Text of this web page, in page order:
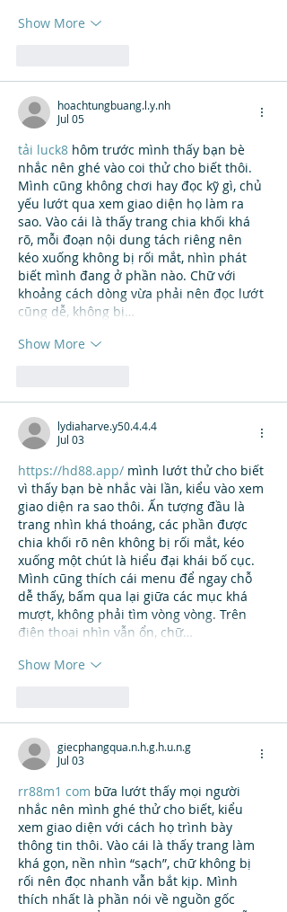
Show More
hoachtungbuang.l.y.nh
Jul 05
tải luck8 hôm trước mình thấy bạn bè
nhắc nên ghé vào coi thử cho biết thôi.
Mình cũng không chơi hay đọc kỹ gì, chủ
yếu lướt qua xem giao diện họ làm ra
sao. Vào cái là thấy trang chia khối khá
rõ, mỗi đoạn nội dung tách riêng nên
kéo xuống không bị rối mắt, nhìn phát
biết mình đang ở phần nào. Chữ với
khoảng cách dòng vừa phải nên đọc lướt
cũng dễ, không bị…
Show More
lydiaharve.y50.4.4.4
Jul 03
https://hd88.app/ mình lướt thử cho biết
vì thấy bạn bè nhắc vài lần, kiểu vào xem
giao diện ra sao thôi. Ấn tượng đầu là
trang nhìn khá thoáng, các phần được
chia khối rõ nên không bị rối mắt, kéo
xuống một chút là hiểu đại khái bố cục.
Mình cũng thích cái menu để ngay chỗ
dễ thấy, bấm qua lại giữa các mục khá
mượt, không phải tìm vòng vòng. Trên
điện thoại nhìn vẫn ổn, chữ…
Show More
giecphangqua.n.h.g.h.u.n.g
Jul 03
rr88m1 com bữa lướt thấy mọi người
nhắc nên mình ghé thử cho biết, kiểu
xem giao diện với cách họ trình bày
thông tin thôi. Vào cái là thấy trang làm
khá gọn, nền nhìn “sạch”, chữ không bị
rối nên đọc nhanh vẫn bắt kịp. Mình
thích nhất là phần nói về nguồn gốc